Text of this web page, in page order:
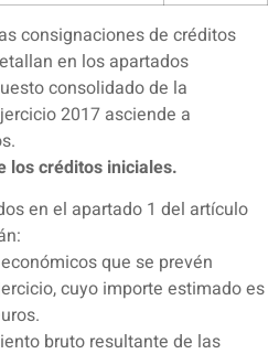
consignaciones de créditos
en los apartados
consolidado de la
2017 asciende a
los créditos iniciales.
en el apartado 1 del artículo
que se prevén
cuyo importe estimado es
bruto resultante de las